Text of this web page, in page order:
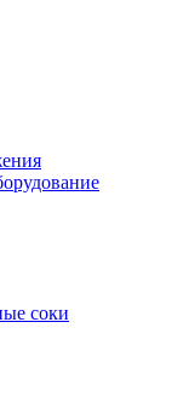
соки